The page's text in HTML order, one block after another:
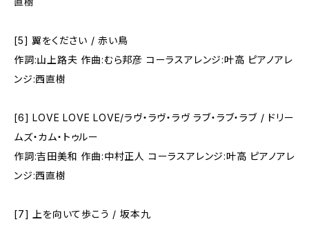
[5] 翼をください / 赤い鳥
作詞:山上路夫 作曲:むら邦彦 コーラスアレンジ:叶高 ピアノアレ
ンジ:西直樹
[6] LOVE LOVE LOVE/ラヴ・ラヴ・ラヴ ラブ・ラブ・ラブ / ドリー
ムズ・カム・トゥルー
作詞:吉田美和 作曲:中村正人 コーラスアレンジ:叶高 ピアノアレ
ンジ:西直樹
[7] 上を向いて歩こう / 坂本九